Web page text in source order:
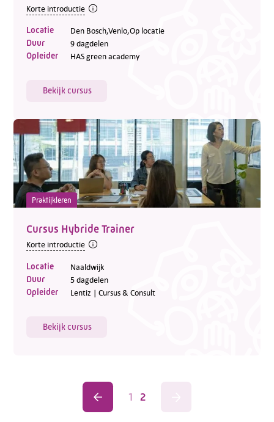
Korte introductie
Locatie Den Bosch,Venlo,Op locatie
Duur 9 dagdelen
Opleider HAS green academy
Bekijk cursus
Praktijkleren
Cursus Hybride Trainer
Korte introductie
Locatie Naaldwijk
Duur 5 dagdelen
Opleider Lentiz | Cursus & Consult
Bekijk cursus
1 2